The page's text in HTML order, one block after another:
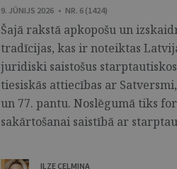
9. JŪNIJS 2026 • NR. 6 (1424)
Šajā rakstā apkopošu un
tradīcijas, kas ir noteiktas
juridiski saistošus
tiesiskās attiecības ar
un 77. pantu. Noslēgumā tiks
sakārtošanai saistībā ar
ILZE CELMIŅA